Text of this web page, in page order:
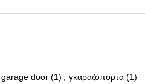
garage door (1) , γκαραζόπορτα (1)